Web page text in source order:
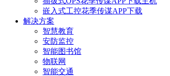
嵌入式工控花季传谋APP下载
解决方案
智慧教育
安防监控
智能图书馆
物联网
智能交通